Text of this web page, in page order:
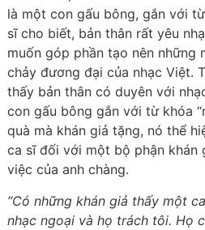
là một con gấu bông, gắn với từ
sĩ cho biết, bản thân rất yêu
muốn góp phần tạo nên những
chảy đương đại của nhạc Việt.
thấy bản thân có duyên với
con gấu bông gắn với từ khóa
quà mà khán giả tặng, nó thể
ca sĩ đối với một bộ phận khán
việc của anh chàng.
“Có những khán giả thấy một
nhạc ngoại và họ trách tôi. Họ